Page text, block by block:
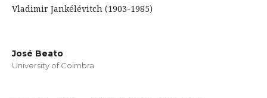
Vladimir Jankélévitch (1903-1985)
José Beato
University of Coimbra